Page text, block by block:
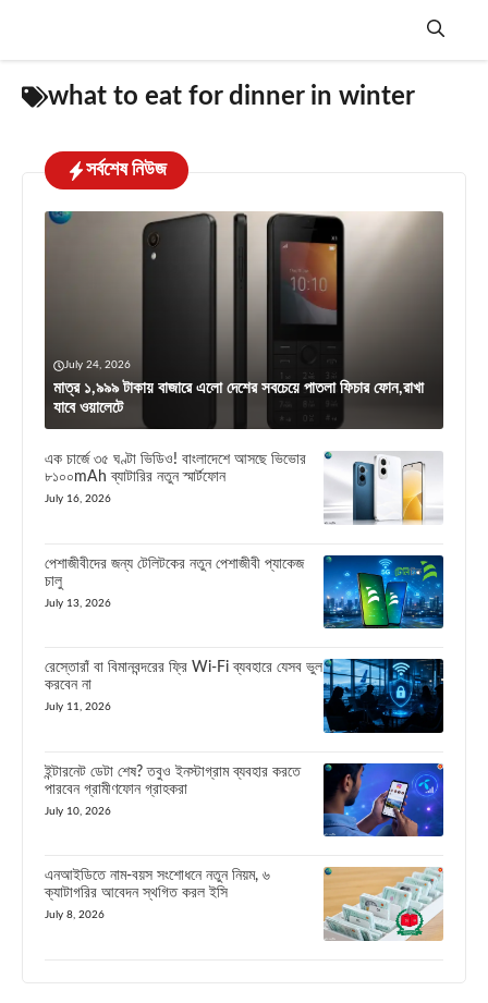
Menu
what to eat for dinner in winter
সর্বশেষ নিউজ
July 24, 2026
মাত্র ১,৯৯৯ টাকায় বাজারে এলো দেশের সবচেয়ে পাতলা ফিচার ফোন,রাখা
যাবে ওয়ালেটে
এক চার্জে ৩৫ ঘণ্টা ভিডিও! বাংলাদেশে আসছে ভিভোর
৮১০০mAh ব্যাটারির নতুন স্মার্টফোন
July 16, 2026
পেশাজীবীদের জন্য টেলিটকের নতুন পেশাজীবী প্যাকেজ
চালু
July 13, 2026
রেস্তোরাঁ বা বিমানবন্দরের ফ্রি Wi-Fi ব্যবহারে যেসব ভুল
করবেন না
July 11, 2026
ইন্টারনেট ডেটা শেষ? তবুও ইনস্টাগ্রাম ব্যবহার করতে
পারবেন গ্রামীণফোন গ্রাহকরা
July 10, 2026
এনআইডিতে নাম-বয়স সংশোধনে নতুন নিয়ম, ৬
ক্যাটাগরির আবেদন স্থগিত করল ইসি
July 8, 2026